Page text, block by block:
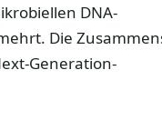
DNA-
Die
Generation-